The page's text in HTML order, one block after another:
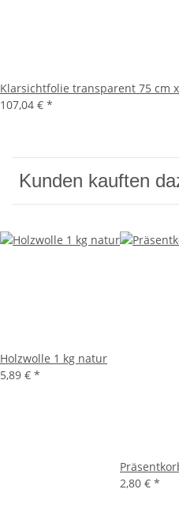
Klarsichtfolie transparent 75 cm
107,04 € *
Kunden kauften
Holzwolle 1 kg natur
5,89 € *
2,80 € *